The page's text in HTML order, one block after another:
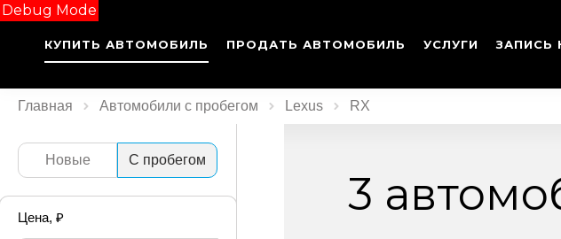
Debug Mode
КУПИТЬ АВТОМОБИЛЬ ПРОДАТЬ АВТОМОБИЛЬ УСЛУГИ ЗАПИСЬ
Главная Автомобили с пробегом Lexus RX
Новые С пробегом
Цена, ₽ 3